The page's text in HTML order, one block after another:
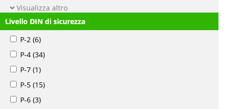
Visualizza altro
Livello DIN di sicurezza
P-2 (6)
P-4 (34)
P-7 (1)
P-5 (15)
P-6 (3)